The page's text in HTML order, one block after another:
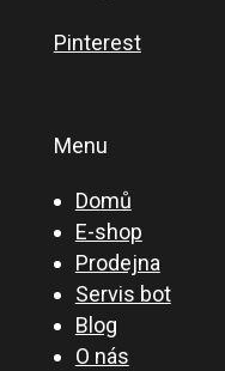
Pinterest
Menu
Domů
E-shop
Prodejna
Servis bot
Blog
O nás